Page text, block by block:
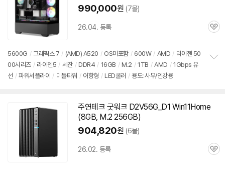
990,000원 (7몰)
26.04. 등록
관
5600G / 그래픽스 7 / (AMD) A520 / OS미포함 / 600W / AMD / 라이젠 50
00시리즈 / 라이젠5 / 세잔 / DDR4 / 16GB / M.2 / 1TB / AMD / 1Gbps 유
선 / 파워서플라이 / 미들타워 / 어항형 / LED쿨러 / 용도: 사무/인강용
주연테크 굿워크 D2V56G_D1 Win11Home
(8GB, M.2 256GB)
904,820원 (6몰)
26.02. 등록
관